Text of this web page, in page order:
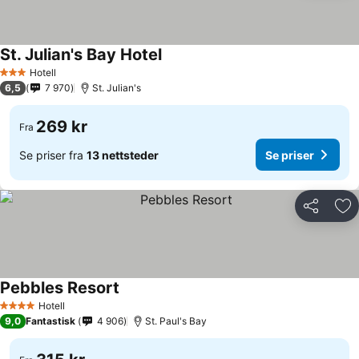
3 StjernerHotell
St. Julian's Bay Hotel
6,5 7 970 St. Julian's
Fra 269 kr
Se priser fra 13 nettsteder Se priser
Del
4 StjernerHotell
Pebbles Resort
9,0 Fantastisk 4 906 St. Paul's Bay